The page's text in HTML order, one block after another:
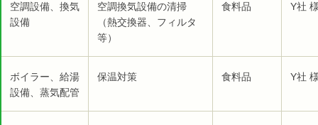
空調設備、換気
設備
空調換気設備の清掃
（熱交換器、フィルタ
等）
食料品 Y社
ボイラー、給湯
設備、蒸気配管
保温対策 食料品 Y社